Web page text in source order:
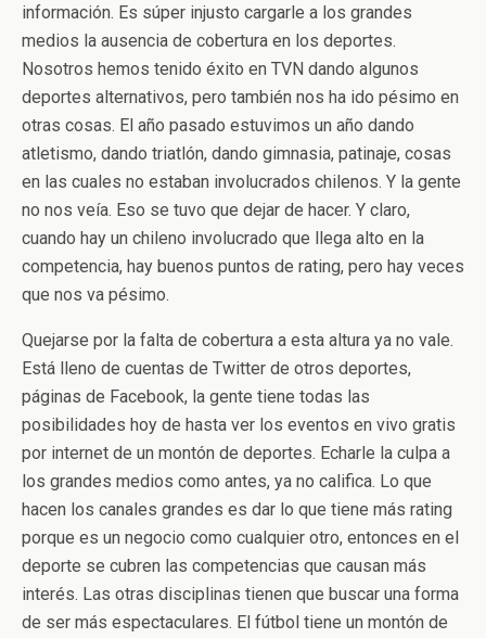
información. Es súper injusto cargarle a los grandes
medios la ausencia de cobertura en los deportes.
Nosotros hemos tenido éxito en TVN dando algunos
deportes alternativos, pero también nos ha ido pésimo en
otras cosas. El año pasado estuvimos un año dando
atletismo, dando triatlón, dando gimnasia, patinaje, cosas
en las cuales no estaban involucrados chilenos. Y la gente
no nos veía. Eso se tuvo que dejar de hacer. Y claro,
cuando hay un chileno involucrado que llega alto en la
competencia, hay buenos puntos de rating, pero hay veces
que nos va pésimo.
Quejarse por la falta de cobertura a esta altura ya no vale.
Está lleno de cuentas de Twitter de otros deportes,
páginas de Facebook, la gente tiene todas las
posibilidades hoy de hasta ver los eventos en vivo gratis
por internet de un montón de deportes. Echarle la culpa a
los grandes medios como antes, ya no califica. Lo que
hacen los canales grandes es dar lo que tiene más rating
porque es un negocio como cualquier otro, entonces en el
deporte se cubren las competencias que causan más
interés. Las otras disciplinas tienen que buscar una forma
de ser más espectaculares. El fútbol tiene un montón de